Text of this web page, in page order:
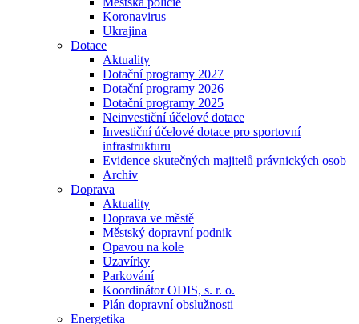
Koronavirus
Ukrajina
Dotace
Aktuality
Dotační programy 2027
Dotační programy 2026
Dotační programy 2025
Neinvestiční účelové dotace
Investiční účelové dotace pro sportovní
infrastrukturu
Evidence skutečných majitelů právnických osob
Archiv
Doprava
Aktuality
Doprava ve městě
Městský dopravní podnik
Opavou na kole
Uzavírky
Parkování
Koordinátor ODIS, s. r. o.
Plán dopravní obslužnosti
Energetika